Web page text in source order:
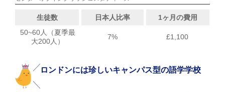
生徒数 日本人比率
1ヶ月の費用
50~60人（夏季最
大200人）
7% £1,100
ロンドンには珍しいキャンパス型の語学学校